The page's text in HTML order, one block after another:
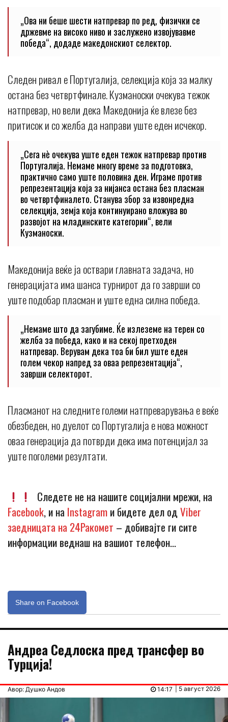
„Ова ни беше шести натпревар по ред, физички се
држевме на високо ниво и заслужено извојувавме
победа“, додаде македонскиот селектор.
Следен ривал е Португалија, селекција која за малку
остана без четвртфинале. Кузманоски очекува тежок
натпревар, но вели дека Македонија ќе влезе без
притисок и со желба да направи уште еден исчекор.
„Сега нè очекува уште еден тежок натпревар против
Португалија. Немаме многу време за подготовка,
практично само уште половина ден. Играме против
репрезентација која за нијанса остана без пласман
во четвртфиналето. Станува збор за извонредна
селекција, земја која континуирано вложува во
развојот на младинските категории“, вели
Кузманоски.
Македонија веќе ја оствари главната задача, но
генерацијата има шанса турнирот да го заврши со
уште подобар пласман и уште една силна победа.
„Немаме што да загубиме. Ќе излеземе на терен со
желба за победа, како и на секој претходен
натпревар. Верувам дека тоа би бил уште еден
голем чекор напред за оваа репрезентација“,
заврши селекторот.
Пласманот на следните големи натпреварувања е веќе
обезбеден, но дуелот со Португалија е нова можност
оваа генерација да потврди дека има потенцијал за
уште поголеми резултати.
Следете не на нашите социјални мрежи, на
Facebook, и на Instagramи бидете дел одViber
заедницата на 24Ракомет – добивајте ги сите
информации веднаш на вашиот телефон…
Share on Facebook
Андреа Седлоска пред трансфер во
Турција!
Авор: Душко Андов | 5 август 2026
14:17